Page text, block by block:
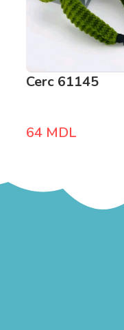
Cerc 61145
64 MDL